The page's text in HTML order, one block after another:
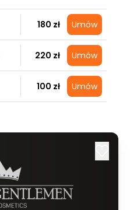
180 zł Umów
220 zł Umów
100 zł Umów